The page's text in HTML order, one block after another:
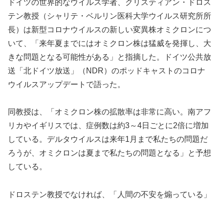
ドイツの世界的なウイルス学者、クリスティアン・ドロス
テン教授（シャリテ・ベルリン医科大学ウイルス研究所所
長）は新型コロナウイルスの新しい変異株オミクロンにつ
いて、「来年夏までにはオミクロン株は猛威を発揮し、大
きな問題となる可能性がある」と指摘した。ドイツ公共放
送「北ドイツ放送」（NDR）のポッドキャストのコロナ
ウイルスアップデートで語った。
同教授は、「オミクロン株の拡散率は非常に高い。南アフ
リカやイギリスでは、症例数は約3～4日ごとに2倍に増加
している。デルタウイルスは来年1月まで私たちの問題だ
ろうが、オミクロンは夏まで私たちの問題となる」と予想
している。
ドロステン教授でなければ、「人間の不安を煽っている」